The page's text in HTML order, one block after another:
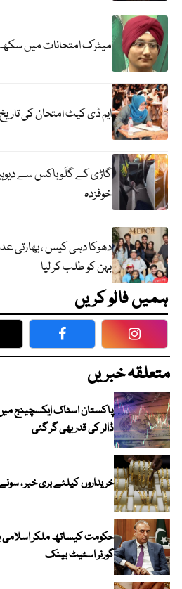
میٹرک امتحانات میں سکھ
ایم ڈی کیٹ امتحان کی
گاڑی کے گلَو باکس سے
خوفزدہ
دھوکا دہی کیس ، بھارتی
بہن کو طلب کر لیا
ہمیں فالو کریں
Facebook
متعلقہ خبریں
پاکستان اسٹاک ایکسچینج میں
ڈالر کی قدر بھی گر گئی
خریداروں کیلئے بری خبر ،
حکومت کیساتھ ملکر اسلامی
گورنر اسٹیٹ بینک